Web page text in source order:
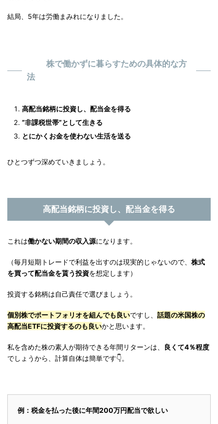
結局、5年は労働まみれになりました。
株で働かずに暮らすための具体的な方
法
高配当銘柄に投資し、配当金を得る
”非課税世帯”として生きる
とにかくお金を使わない生活を送る
ひとつずつ深めていきましょう。
高配当銘柄に投資し、配当金を得る
これは働かない期間の収入源になります。
（毎月短期トレードで利益を出すのは現実的じゃないので、 株式
を買って配当金を貰う投資を想定します）
投資する銘柄は自己責任で選びましょう。
個別株でポートフォリオを組んでも良いですし、 話題の米国株の
高配当ETFに投資するのも良いかと思います。
私を含めた株の素人が期待できる年間リターンは、
良くて4％程度
でしょうから、計算自体は簡単です👇。
例：税金を払った後に年間200万円配当で欲しい